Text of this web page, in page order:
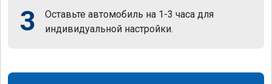
3
Оставьте автомобиль на 1-3 часа для
индивидуальной настройки.